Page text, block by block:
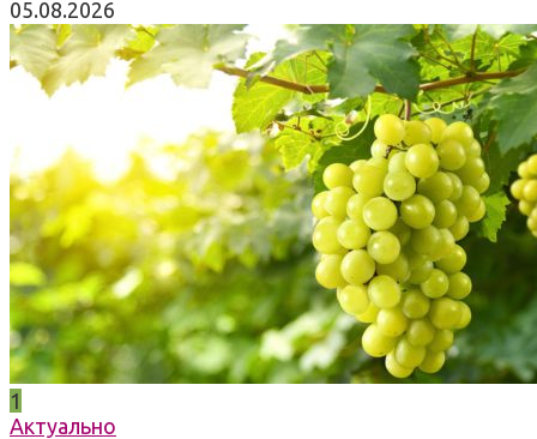
05.08.2026
1
Актуально